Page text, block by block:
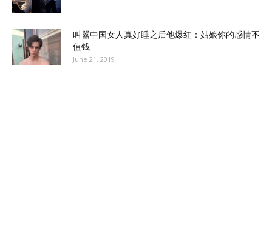
叫嚣中国女人真好睡之后他爆红：姑娘你的感情不
值钱
June 21, 2019